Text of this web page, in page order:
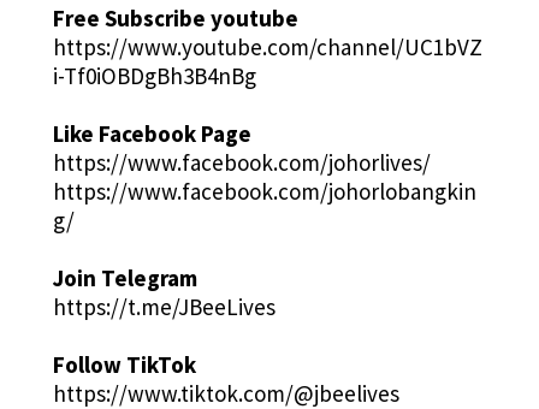
Free Subscribe youtube
https://www.youtube.com/channel/UC1bVZ
i-Tf0iOBDgBh3B4nBg
Like Facebook Page
https://www.facebook.com/johorlives/
https://www.facebook.com/johorlobangkin
g/
Join Telegram
https://t.me/JBeeLives
Follow TikTok
https://www.tiktok.com/@jbeelives